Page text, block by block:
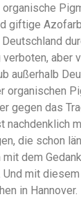
giftige
aber
außerhalb
organischen
gegen das
nachdenklich
die schon
dem
mit
in Hannover.